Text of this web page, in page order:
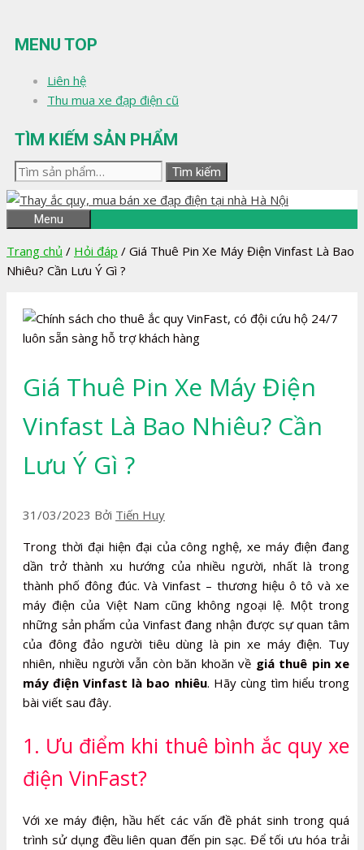
đến
nội
MENU TOP
Liên hệ
Thu mua xe đạp điện cũ
TÌM KIẾM SẢN PHẨM
Tìm
kiếm:
Tìm kiếm
Menu
Trang chủ / Hỏi đáp / Giá Thuê Pin Xe Máy Điện Vinfast Là Bao
Nhiêu? Cần Lưu Ý Gì ?
Giá Thuê Pin Xe Máy Điện
Vinfast Là Bao Nhiêu? Cần
Lưu Ý Gì ?
31/03/2023 Bởi Tiến Huy
Trong thời đại hiện đại của công nghệ, xe máy điện đang
dần trở thành xu hướng của nhiều người, nhất là trong
thành phố đông đúc. Và Vinfast – thương hiệu ô tô và xe
máy điện của Việt Nam cũng không ngoại lệ. Một trong
những sản phẩm của Vinfast đang nhận được sự quan tâm
của đông đảo người tiêu dùng là pin xe máy điện. Tuy
nhiên, nhiều người vẫn còn băn khoăn về giá thuê pin xe
máy điện Vinfast là bao nhiêu. Hãy cùng tìm hiểu trong
bài viết sau đây.
1. Ưu điểm khi thuê bình ắc quy xe
điện VinFast?
Với xe máy điện, hầu hết các vấn đề phát sinh trong quá
trình sử dụng đều liên quan đến pin sạc. Để tối ưu hóa trải